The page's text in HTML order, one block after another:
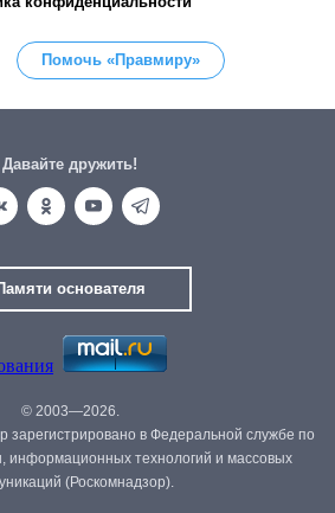
Помочь «Правмиру»
Давайте дружить!
основателя
© 2003—2026.
зарегистрировано в Федеральной службе по
информационных технологий и массовых
(Роскомнадзор).